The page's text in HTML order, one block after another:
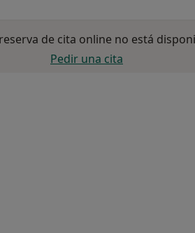
de cita online no está
Pedir una cita